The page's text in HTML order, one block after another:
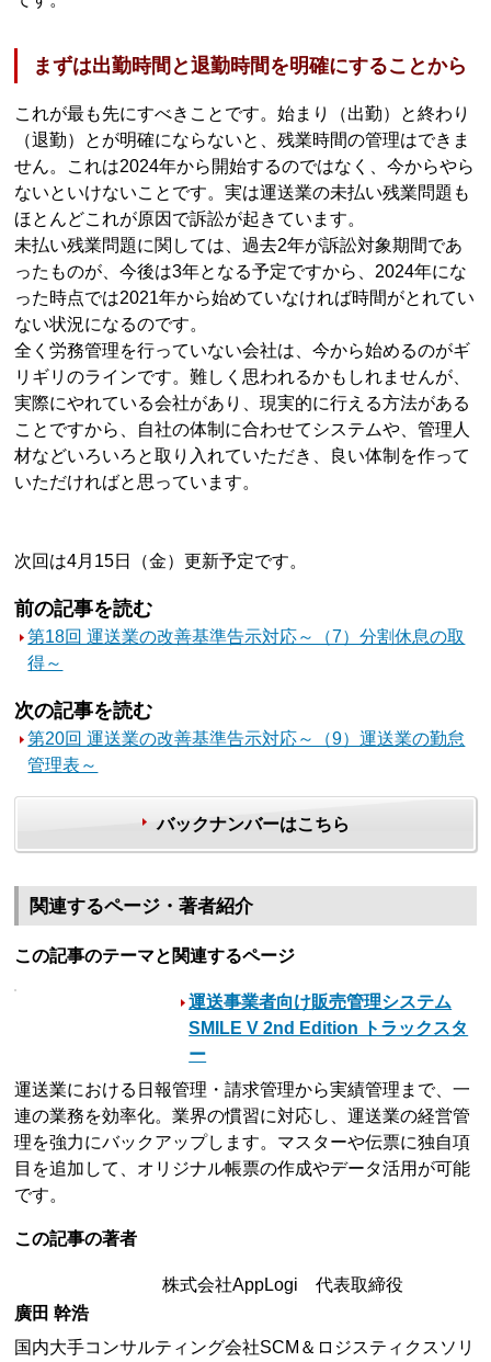
まずは出勤時間と退勤時間を明確にすることから
これが最も先にすべきことです。始まり（出勤）と終わり
（退勤）とが明確にならないと、残業時間の管理はできま
せん。これは2024年から開始するのではなく、今からやら
ないといけないことです。実は運送業の未払い残業問題も
ほとんどこれが原因で訴訟が起きています。
未払い残業問題に関しては、過去2年が訴訟対象期間であ
ったものが、今後は3年となる予定ですから、2024年にな
った時点では2021年から始めていなければ時間がとれてい
ない状況になるのです。
全く労務管理を行っていない会社は、今から始めるのがギ
リギリのラインです。難しく思われるかもしれませんが、
実際にやれている会社があり、現実的に行える方法がある
ことですから、自社の体制に合わせてシステムや、管理人
材などいろいろと取り入れていただき、良い体制を作って
いただければと思っています。
次回は4月15日（金）更新予定です。
前の記事を読む
第18回 運送業の改善基準告示対応～（7）分割休息の取
得～
次の記事を読む
第20回 運送業の改善基準告示対応～（9）運送業の勤怠
管理表～
バックナンバーはこちら
関連するページ・著者紹介
この記事のテーマと関連するページ
運送事業者向け販売管理システム
SMILE V 2nd Edition トラックスタ
ー
運送業における日報管理・請求管理から実績管理まで、一
連の業務を効率化。業界の慣習に対応し、運送業の経営管
理を強力にバックアップします。マスターや伝票に独自項
目を追加して、オリジナル帳票の作成やデータ活用が可能
です。
この記事の著者
株式会社AppLogi 代表取締役
廣田 幹浩
国内大手コンサルティング会社SCM＆ロジスティクスソリ